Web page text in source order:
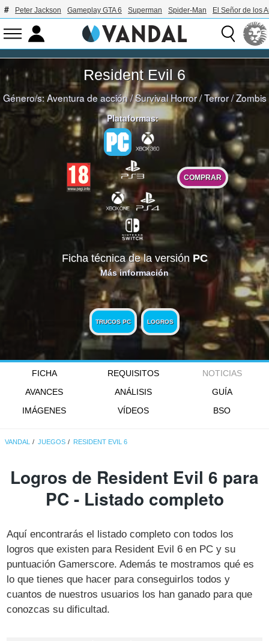
Peter Jackson Gameplay GTA 6 Superman Spider-Man El Señor de los
Resident Evil 6
Género/s:Aventura de acción/Survival Horror/Terror/Zombis
Plataformas:
COMPRAR
Ficha técnica de la versión PC
Más información
TRUCOS PC LOGROS
FICHA REQUISITOS
NOTICIAS
AVANCES
ANÁLISIS
GUÍA
IMÁGENES
VÍDEOS BSO
VANDAL JUEGOS RESIDENT EVIL 6
Logros de Resident Evil 6 para
PC - Listado completo
Aquí encontrarás el listado completo con todos los
logros que existen para Resident Evil 6 en PC y su
puntuación Gamerscore. Además te mostramos qué es
lo que tienes que hacer para conseguirlos todos y
cuantos de nuestros usuarios los han ganado para que
conozcas su dificultad.